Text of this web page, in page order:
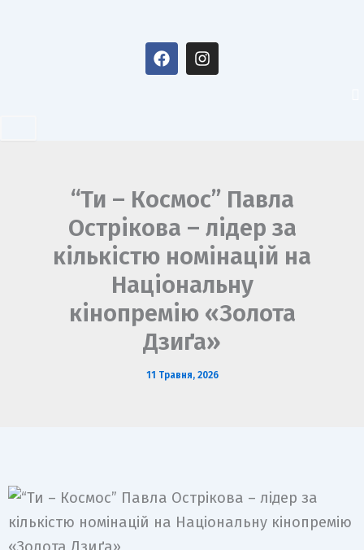
F
a
I
n
“Ти – Космос” Павла
Острікова – лідер за
кількістю номінацій на
Національну
кінопремію «Золота
Дзиґа»
11 Травня, 2026